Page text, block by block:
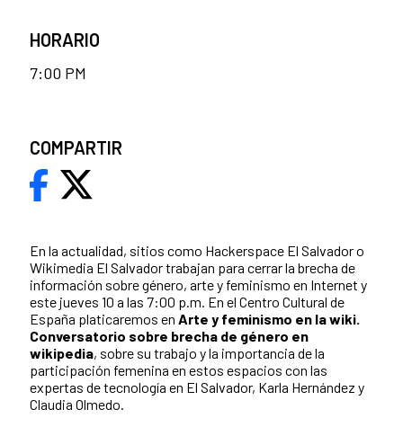
En la actualidad, sitios como Hackerspace El Salvador o
Wikimedia El Salvador trabajan para cerrar la brecha de
información sobre género, arte y feminismo en Internet y
este jueves 10 a las 7:00 p.m. En el Centro Cultural de
España platicaremos en Arte y feminismo en la wiki.
Conversatorio sobre brecha de género en
wikipedia, sobre su trabajo y la importancia de la
participación femenina en estos espacios con las
expertas de tecnología en El Salvador, Karla Hernández y
Claudia Olmedo.
HORARIO
7:00 PM
COMPARTIR